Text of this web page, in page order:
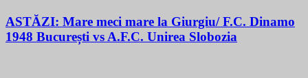
ASTĂZI: Mare meci mare la Giurgiu/ F.C. Dinamo
1948 București vs A.F.C. Unirea Slobozia